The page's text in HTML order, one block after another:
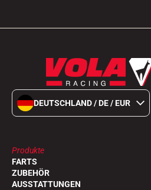
DEUTSCHLAND / DE / EUR
Produkte
FARTS
ZUBEHÖR
AUSSTATTUNGEN